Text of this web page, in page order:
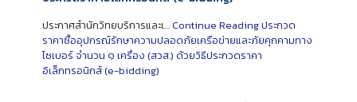
ประกาศสํานักวิทยบริการและเ… Continue Readingประกวด
ราคาซื้ออุปกรณ์รักษาความปลอดภัยเครือข่ายและภัยคุกคามทาง
ไซเบอร์ จํานวน ๑ เครื่อง (สวส.) ด้วยวิธีประกวดราคา
อิเล็กทรอนิกส์ (e-bidding)